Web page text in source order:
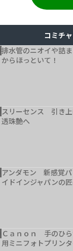
コミチ
排水管のニオイや詰
からほっといて！
スリーセンス 引き
透珠艶へ
アンダモン 新感覚
イドインジャパンの
Ｃａｎｏｎ 手のひ
用ミニフォトプリン